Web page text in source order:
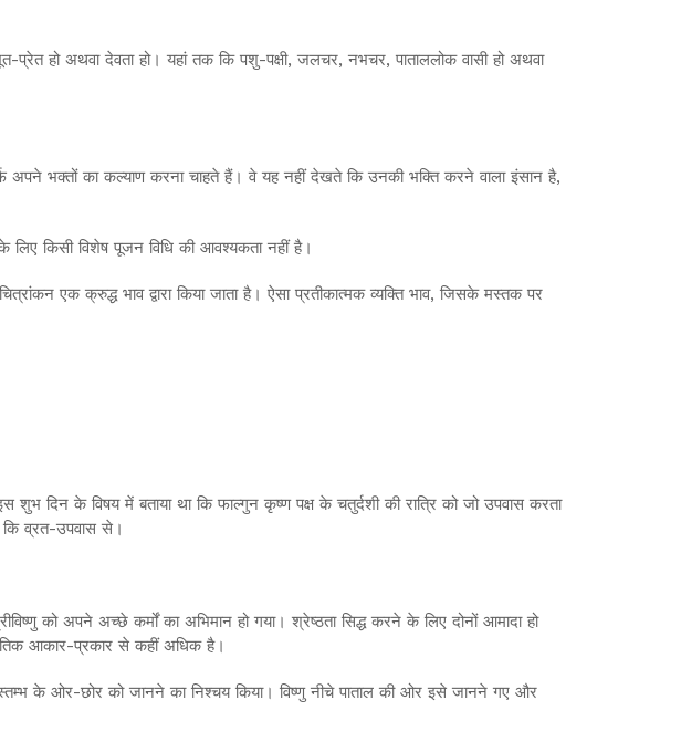
प्रेत हो अथवा देवता हो। यहां तक कि पशु-पक्षी, जलचर, नभचर, पाताललोक वासी हो अथवा
भक्तों का कल्याण करना चाहते हैं। वे यह नहीं देखते कि उनकी भक्ति करने वाला इंसान है,
किसी विशेष पूजन विधि की आवश्यकता नहीं है।
एक क्रुद्ध भाव द्वारा किया जाता है। ऐसा प्रतीकात्मक व्यक्ति भाव, जिसके मस्तक पर
शुभ दिन के विषय में बताया था कि फाल्गुन कृष्ण पक्ष के चतुर्दशी की रात्रि को जो उपवास करता
व्रत-उपवास से।
को अपने अच्छे कर्मों का अभिमान हो गया। श्रेष्ठता सिद्ध करने के लिए दोनों आमादा हो
आकार-प्रकार से कहीं अधिक है।
के ओर-छोर को जानने का निश्चय किया। विष्णु नीचे पाताल की ओर इसे जानने गए और